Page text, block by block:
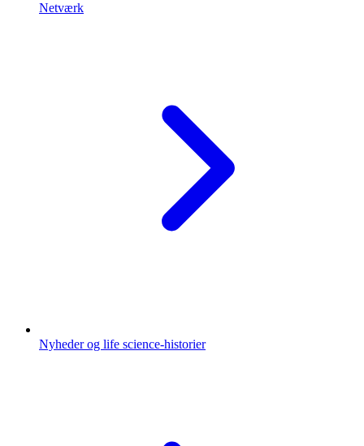
Netværk
Nyheder og life science-historier